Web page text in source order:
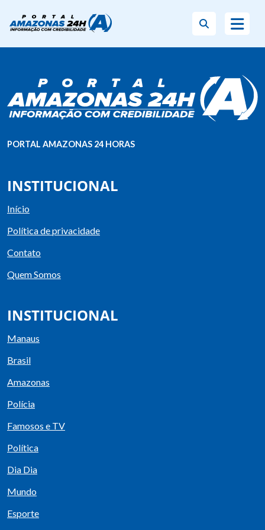
PORTAL AMAZONAS 24 HORAS
INSTITUCIONAL
Início
Política de privacidade
Contato
Quem Somos
INSTITUCIONAL
Manaus
Brasil
Amazonas
Polícia
Famosos e TV
Política
Dia Dia
Mundo
Esporte